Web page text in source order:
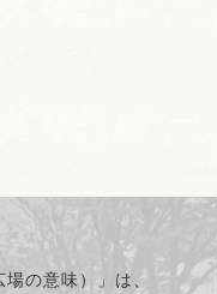
の意味）」は、